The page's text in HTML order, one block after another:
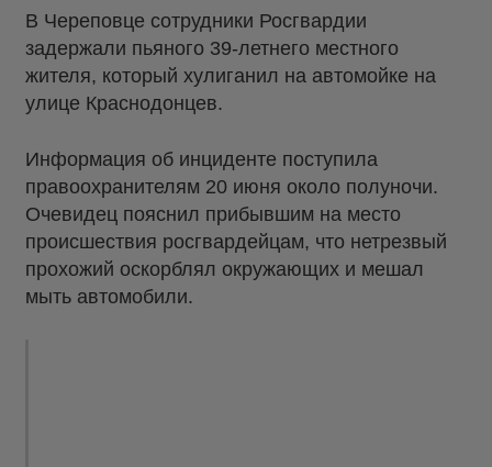
В Череповце сотрудники Росгвардии
задержали пьяного 39-летнего местного
жителя, который хулиганил на автомойке на
улице Краснодонцев.
Информация об инциденте поступила
правоохранителям 20 июня около полуночи.
Очевидец пояснил прибывшим на место
происшествия росгвардейцам, что нетрезвый
прохожий оскорблял окружающих и мешал
мыть автомобили.